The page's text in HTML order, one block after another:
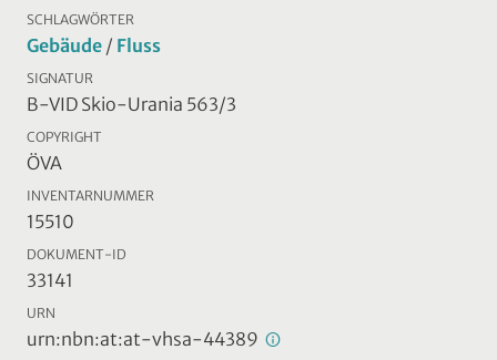
SCHLAGWÖRTER
Gebäude / Fluss
SIGNATUR
B-VID Skio-Urania 563/3
COPYRIGHT
ÖVA
INVENTARNUMMER
15510
DOKUMENT-ID
33141
URN
urn:nbn:at:at-vhsa-44389